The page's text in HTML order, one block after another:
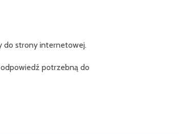
do strony internetowej.
odpowiedź potrzebną do